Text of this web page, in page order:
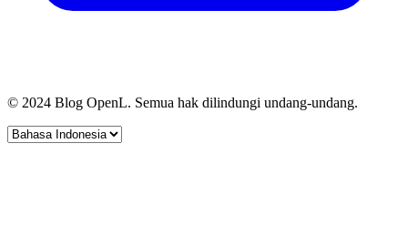
© 2024 Blog OpenL. Semua hak dilindungi undang-undang.